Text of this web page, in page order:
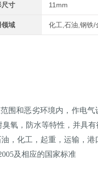
尺寸 11mm
领域 化工,石油,钢铁/
围和恶劣环境内，作电
氧，防水等特性，并具
，化工，起重，运输，港
及相应的国家标准